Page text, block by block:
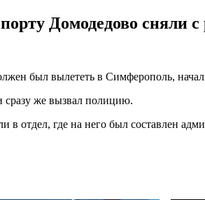
Домодедово сняли
был вылететь в Симферополь, начал
сразу же вызвал полицию.
в отдел, где на него был составлен